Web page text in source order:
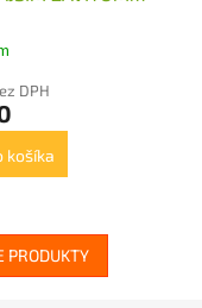
DPH
košíka
PRODUKTY